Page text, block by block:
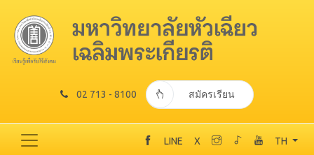
02 713 - 8100 สมัครเรียน
LINE X TH